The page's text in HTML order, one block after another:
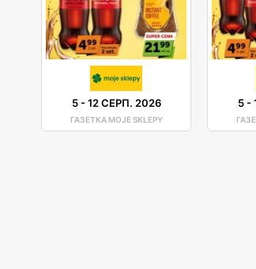
5-12 СЕРП. 2026
ГАЗЕТКА MOJE SKLEPY
5-